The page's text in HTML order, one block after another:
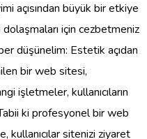
açısından büyük bir etkiye
dolaşmaları için cezbetmeniz
düşünelim: Estetik açıdan
bir web sitesi,
işletmeler, kullanıcıların
ki profesyonel bir web
kullanıcılar sitenizi ziyaret